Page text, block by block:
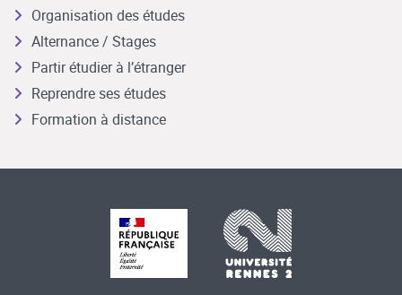
Organisation des études
Alternance / Stages
Partir étudier à l’étranger
Reprendre ses études
Formation à distance